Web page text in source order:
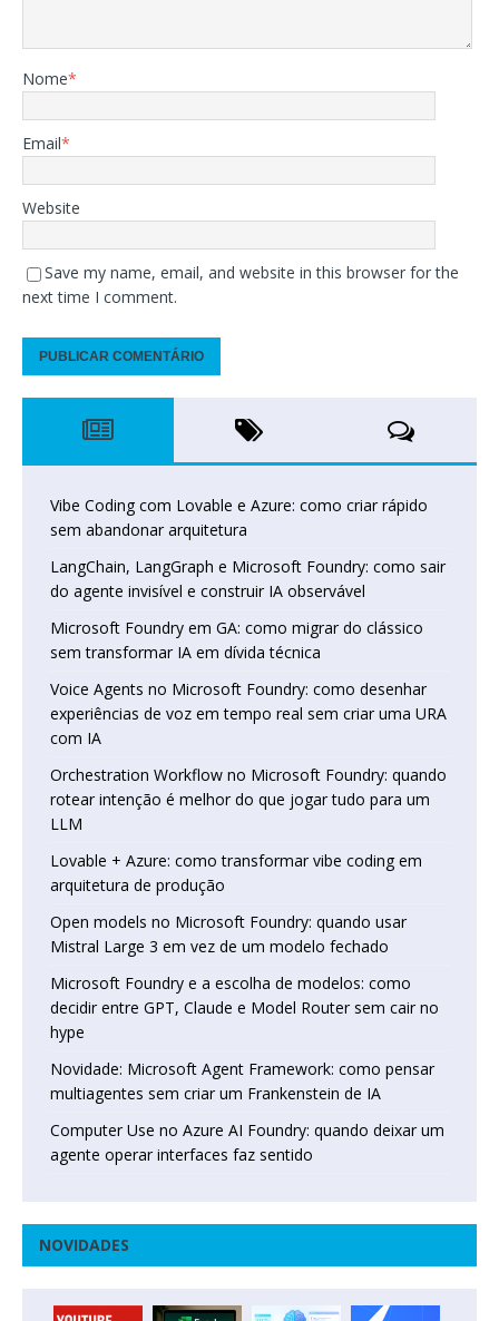
Nome*
Email*
Website
Save my name, email, and website in this browser for the
next time I comment.
Vibe Coding com Lovable e Azure: como criar rápido
sem abandonar arquitetura
LangChain, LangGraph e Microsoft Foundry: como sair
do agente invisível e construir IA observável
Microsoft Foundry em GA: como migrar do clássico
sem transformar IA em dívida técnica
Voice Agents no Microsoft Foundry: como desenhar
experiências de voz em tempo real sem criar uma URA
com IA
Orchestration Workflow no Microsoft Foundry: quando
rotear intenção é melhor do que jogar tudo para um
LLM
Lovable + Azure: como transformar vibe coding em
arquitetura de produção
Open models no Microsoft Foundry: quando usar
Mistral Large 3 em vez de um modelo fechado
Microsoft Foundry e a escolha de modelos: como
decidir entre GPT, Claude e Model Router sem cair no
hype
Novidade: Microsoft Agent Framework: como pensar
multiagentes sem criar um Frankenstein de IA
Computer Use no Azure AI Foundry: quando deixar um
agente operar interfaces faz sentido
NOVIDADES